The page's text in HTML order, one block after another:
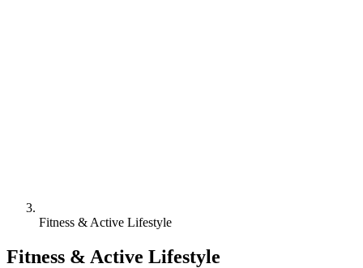
Fitness & Active Lifestyle
Fitness & Active Lifestyle